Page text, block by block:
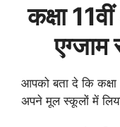
कक्षा 11वीं
एग्जाम
आपको बता दे कि कक्षा
अपने मूल स्कूलों में